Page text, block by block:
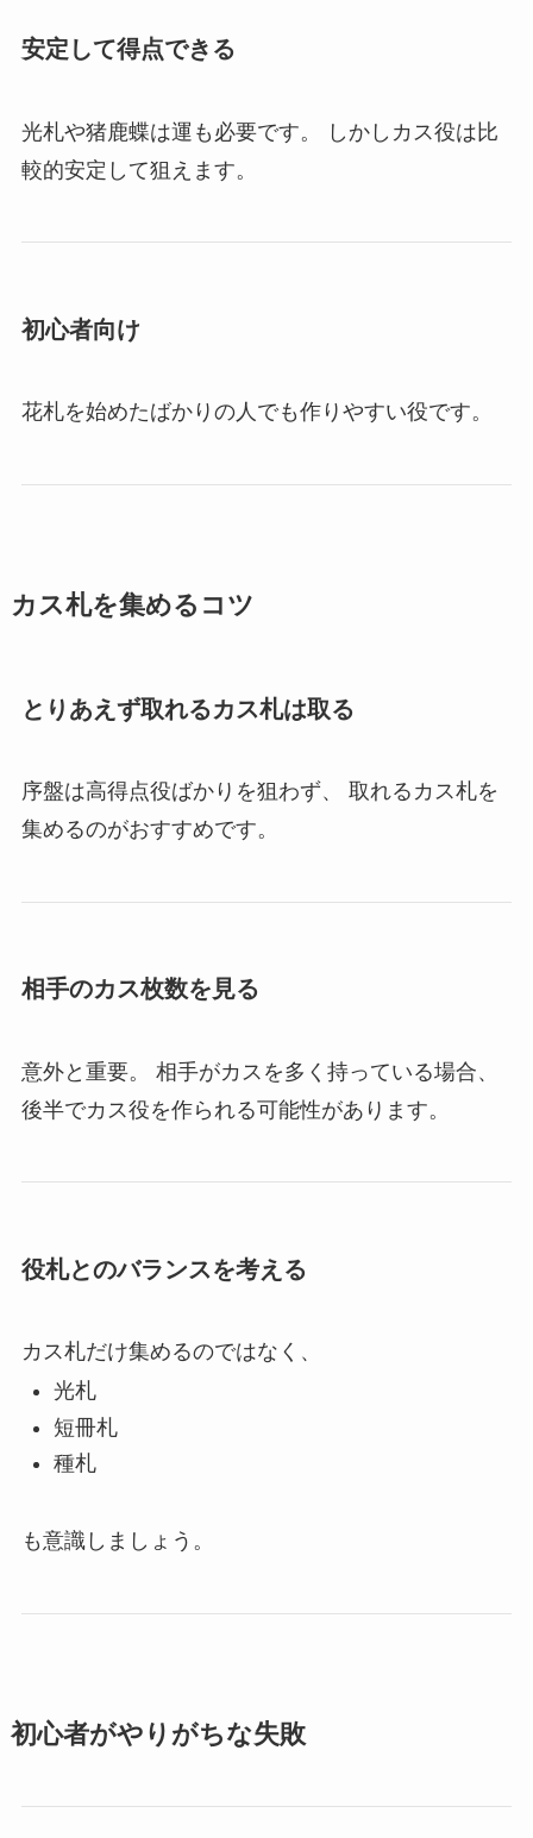
安定して得点できる
光札や猪鹿蝶は運も必要です。 しかしカス役は比
較的安定して狙えます。
初心者向け
花札を始めたばかりの人でも作りやすい役です。
カス札を集めるコツ
とりあえず取れるカス札は取る
序盤は高得点役ばかりを狙わず、 取れるカス札を
集めるのがおすすめです。
相手のカス枚数を見る
意外と重要。 相手がカスを多く持っている場合、
後半でカス役を作られる可能性があります。
役札とのバランスを考える
カス札だけ集めるのではなく、
光札
短冊札
種札
も意識しましょう。
初心者がやりがちな失敗